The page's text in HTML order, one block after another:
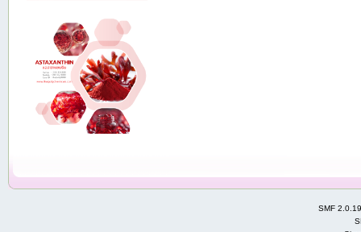
SMF 2.0.19